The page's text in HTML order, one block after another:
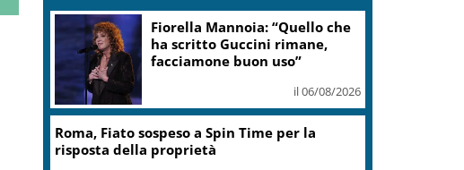
Fiorella Mannoia: “Quello che
ha scritto Guccini rimane,
facciamone buon uso”
il 06/08/2026
Roma, Fiato sospeso a Spin Time per la
risposta della proprietà